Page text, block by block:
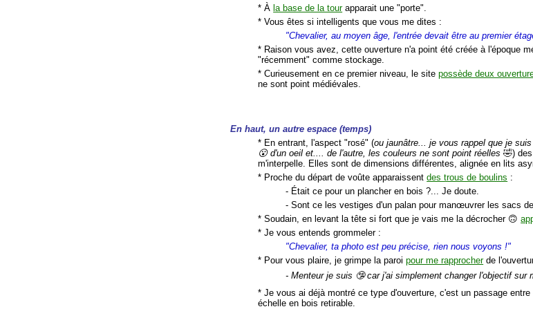
* Àla base de la tourapparait une "porte".
* Vous êtes si intelligents que vous me dites :
"Chevalier, au moyen âge, l'entrée devait être au premier
* Raison vous avez, cette ouverture n'a point été créée à l'époque
"récemment" comme stockage.
* Curieusement en ce premier niveau, le sitepossède deux
ne sont point médiévales.
En haut, un autre espace (temps)
* En entrant, l'aspect "rosé" (ou jaunâtre... je vous rappel que je
😮 d'un oeil et.... de l'autre, les couleurs ne sont point réelles 🤣)
m'interpelle. Elles sont de dimensions différentes, alignée en lits
* Proche du départ de voûte apparaissentdes trous de boulins :
- Était ce pour un plancher en bois ?... Je doute.
- Sont ce les vestiges d'un palan pour manœuvrer les sacs
* Soudain, en levant la tête si fort que je vais me la décrocher 🙃
* Je vous entends grommeler :
"Chevalier, ta photo est peu précise, rien nous voyons !"
* Pour vous plaire, je grimpe la paroipour me rapprocherde
- Menteur je suis 🤥 car j'ai simplement changer l'objectif sur
* Je vous ai déjà montré ce type d'ouverture, c'est un passage
échelle en bois retirable.